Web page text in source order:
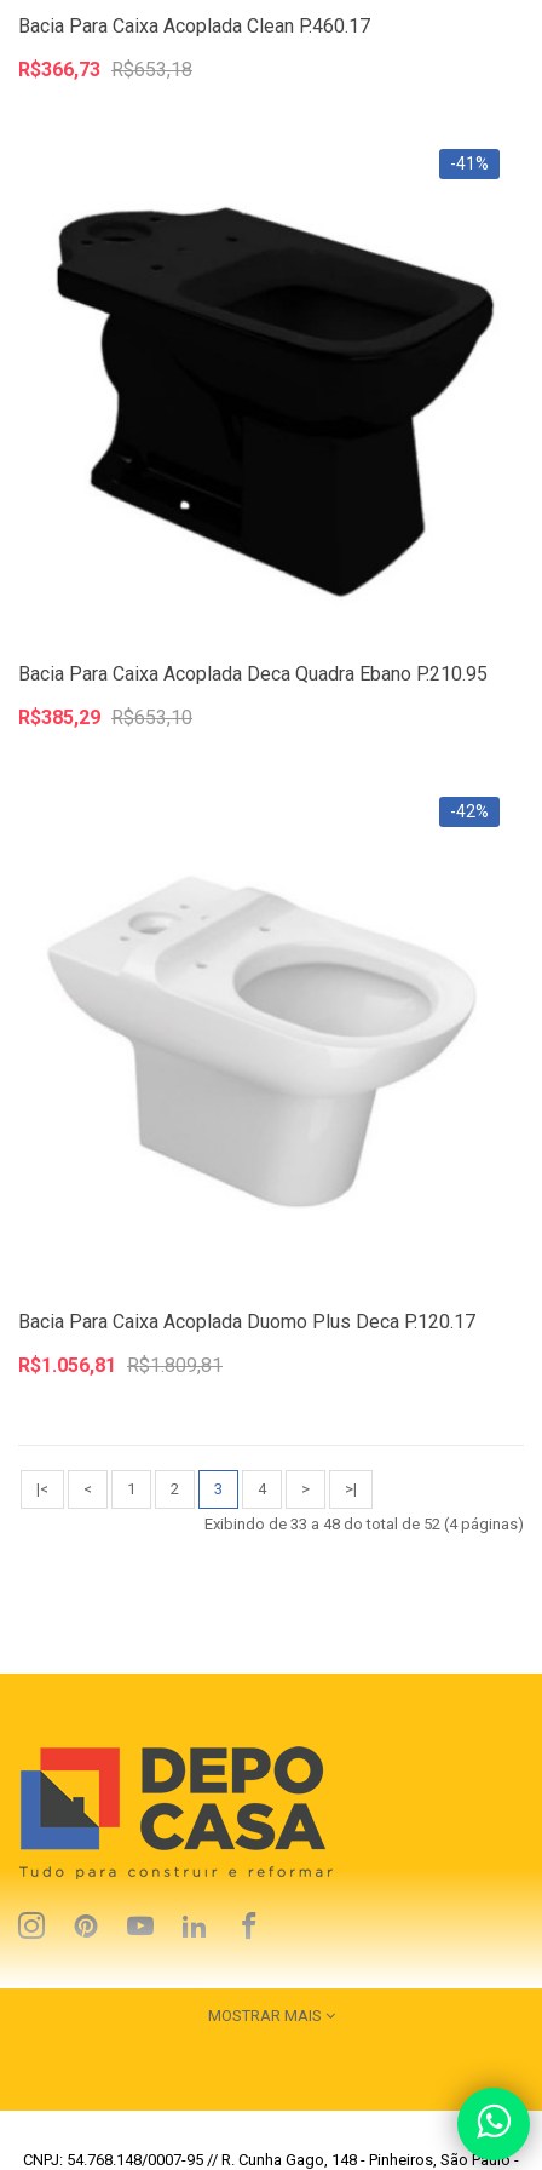
Bacia Para Caixa Acoplada Clean P.460.17
R$366,73 R$653,18
-41%
Bacia Para Caixa Acoplada Deca Quadra Ebano P.210.95
R$385,29 R$653,10
-42%
Bacia Para Caixa Acoplada Duomo Plus Deca P.120.17
R$1.056,81 R$1.809,81
|< < 1 2 3 4 >
>|
Exibindo de 33 a 48 do total de 52 (4 páginas)
MOSTRAR MAIS
CNPJ: 54.768.148/0007-95 // R. Cunha Gago, 148 - Pinheiros, São Paulo -